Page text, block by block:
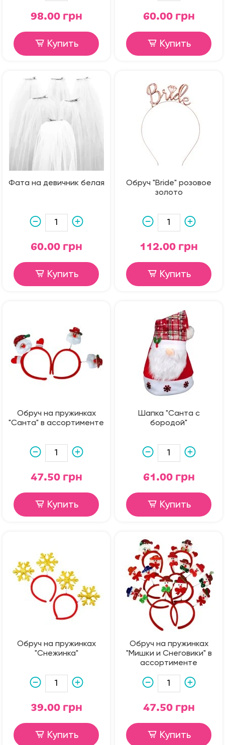
98.00 грн
Купить
60.00 грн
Купить
Фата на девичник белая
60.00 грн
Купить
Обруч "Bride" розовое
золото
112.00 грн
Купить
Обруч на пружинках
"Санта" в ассортименте
47.50 грн
Купить
Шапка "Санта с
бородой"
61.00 грн
Купить
Обруч на пружинках
"Снежинка"
39.00 грн
Купить
Обруч на пружинках
"Мишки и Снеговики" в
ассортименте
47.50 грн
Купить